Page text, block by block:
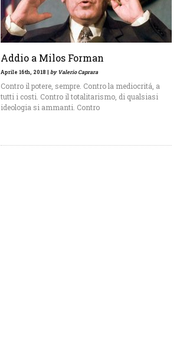
Addio a Milos Forman
Aprile 16th, 2018 | by Valerio Caprara
Contro il potere, sempre. Contro la mediocritá, a
tutti i costi. Contro il totalitarismo, di qualsiasi
ideologia si ammanti. Contro